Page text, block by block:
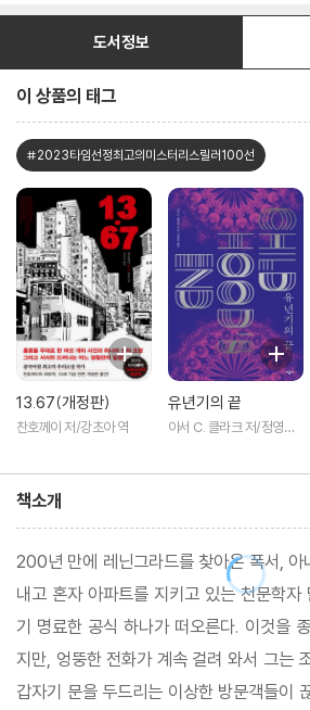
도서정보
이 상품의 태그
#2023타임선정최고의미스터리스릴러100선
13.67(개정판)
찬호께이 저/강초아 역
유년기의 끝
아서 C. 클라크 저/정영목
책소개
200년 만에 레닌그라드를 찾아온 폭서, 아
내고 혼자 아파트를 지키고 있는 천문학자
기 명료한 공식 하나가 떠오른다. 이것을
지만, 엉뚱한 전화가 계속 걸려 와서 그는
갑자기 문을 두드리는 이상한 방문객들이